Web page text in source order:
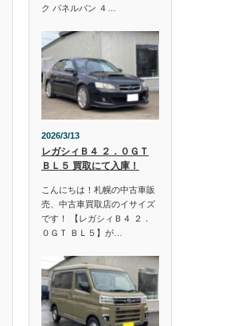
ク パネルバン ４…
2026/3/13
レガシィＢ４ ２．０ＧＴ
ＢＬ５ 買取にて入庫！
こんにちは！札幌の中古車販
売、中古車買取店のイサイズ
です！ 【レガシィＢ４ ２．
０ＧＴ ＢＬ５】が…